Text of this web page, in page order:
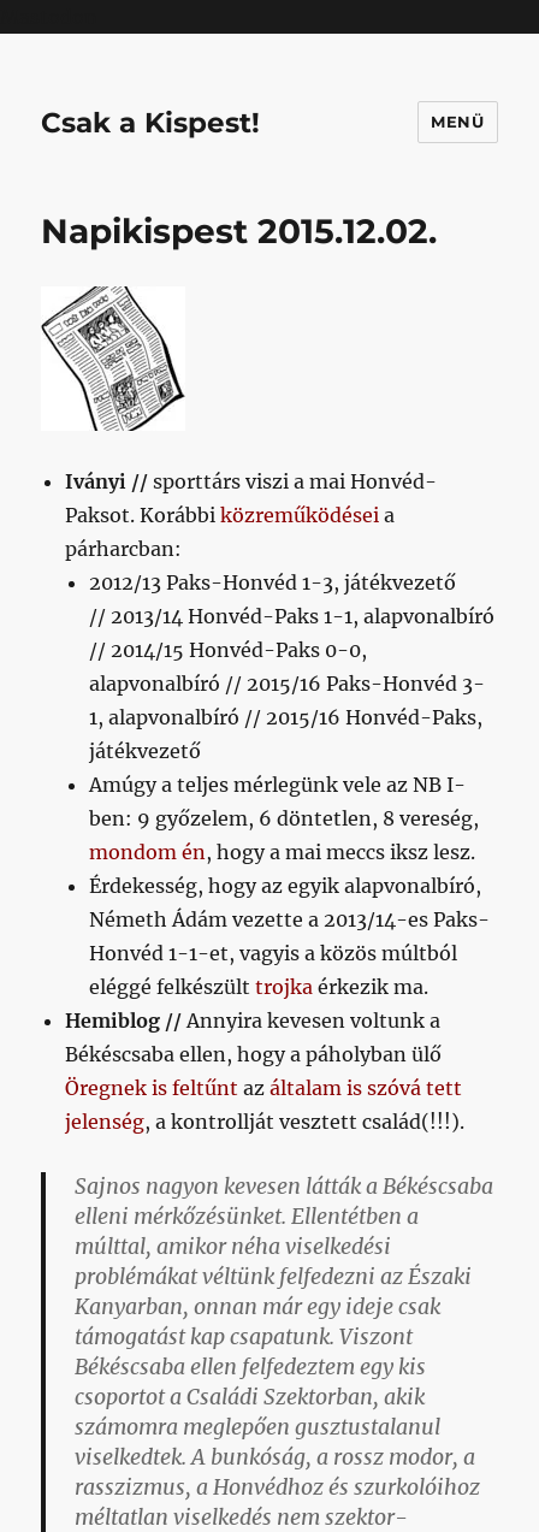
Csak a Kispest! MENÜ
Napikispest 2015.12.02.
Iványi //sporttárs viszi a mai Honvéd-
Paksot. Korábbiközreműködései a
párharcban:
2012/13 Paks-Honvéd 1-3, játékvezető
// 2013/14 Honvéd-Paks 1-1, alapvonalbíró
// 2014/15 Honvéd-Paks 0-0,
alapvonalbíró // 2015/16 Paks-Honvéd 3-
1, alapvonalbíró // 2015/16 Honvéd-Paks,
játékvezető
Amúgy a teljes mérlegünk vele az NB I-
ben: 9 győzelem, 6 döntetlen, 8 vereség,
mondom én, hogy a mai meccs iksz lesz.
Érdekesség, hogy az egyik alapvonalbíró,
Németh Ádám vezette a 2013/14-es Paks-
Honvéd 1-1-et, vagyis a közös múltból
eléggé felkészülttrojka érkezik ma.
Hemiblog //Annyira kevesen voltunk a
Békéscsaba ellen, hogy a páholyban ülő
Öregnek is feltűnt azáltalam is szóvá tett
jelenség, a kontrollját vesztett család(!!!).
Sajnos nagyon kevesen látták a Békéscsaba
elleni mérkőzésünket. Ellentétben a
múlttal, amikor néha viselkedési
problémákat véltünk felfedezni az Északi
Kanyarban, onnan már egy ideje csak
támogatást kap csapatunk. Viszont
Békéscsaba ellen felfedeztem egy kis
csoportot a Családi Szektorban, akik
számomra meglepően gusztustalanul
viselkedtek. A bunkóság, a rossz modor, a
rasszizmus, a Honvédhoz és szurkolóihoz
méltatlan viselkedés nem szektor-